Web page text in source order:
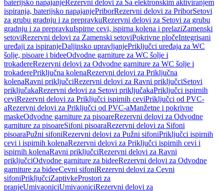
baterijsko napajanjeRezervni delovi za Sa elektronskim aktiviranjem
ispiranja, baterijsko napajanjePriborRezervni delovi za PriborSetovi
za grubu gradnju i za prepravkuRezervni delovi za Setovi za grubu
gradnju i za prepravkuIspirne cevi, ispirna kolena i prelaziZamenski
setoviRezervni delovi za Zamenski setoviPokrivne pločeIntegrisani
uređaji za ispiranjeDaljinsko upravljanjePriključci uređaja za WC
šolje, pisoare i bideeOdvodne garniture za WC šolje i
trokadereRezervni delovi za Odvodne garniture za WC šolje i
trokaderePriključna kolenaRezervni delovi za Priključna
kolenaRavni priključciRezervni delovi za Ravni priključciSetovi
priključakaRezervni delovi za Setovi priključakaPriključci ispirnih
ceviRezervni delovi za Priključci ispirnih ceviPriključci od PVC-
aRezervni delovi za Priključci od PVC-aManžetne i pokrivne
maskeOdvodne garniture za pisoareRezervni delovi za Odvodne
garniture za pisoareSifoni pisoaraRezervni delovi za Sifoni
pisoaraPužni sifoniRezervni delovi za Pužni sifoniPriključci ispirnih
cevi i ispirnih kolenaRezervni delovi za Priključci ispirnih cevi i
ispirnih kolenaRavni priključciRezervni delovi za Ravni
priključciOdvodne garniture za bideeRezervni delovi za Odvodne
garniture za bideeCevni sifoniRezervni delovi za Cevni
sifoniPriključciZaptivkeProstori za
pranjeUmivaoniciUmivaoniciRezervni delovi za